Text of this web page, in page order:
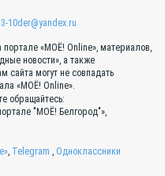
10der@yandex.ru
портале «МОЁ! Online», материалов,
новости», а также
сайта могут не совпадать
«МОЁ! Online».
обращайтесь:
"МОЁ! Белгород"»,
, Telegram , Одноклассники